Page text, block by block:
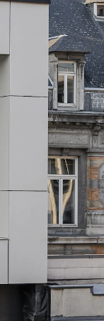
Vlaamse
en het
volgens
werd ook in
het
bij tot een
het werkcomfort